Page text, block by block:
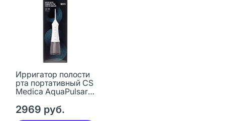
Ирригатор полости
рта портативный CS
Medica AquaPulsar
шт
2969 руб.